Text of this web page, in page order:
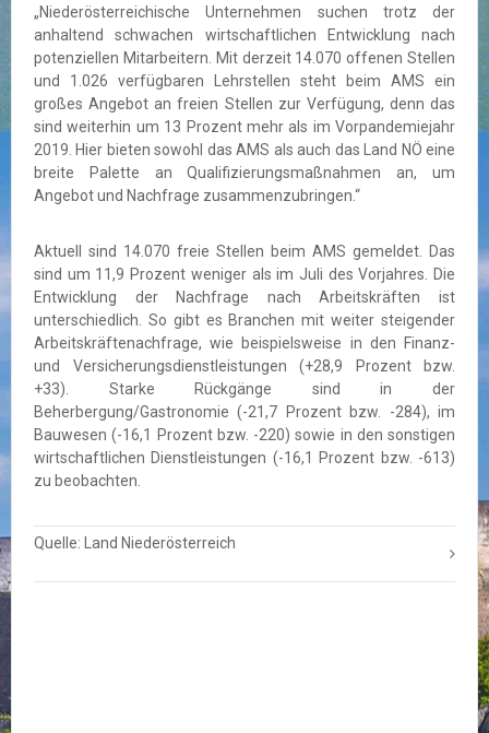
„Niederösterreichische Unternehmen suchen trotz der
anhaltend schwachen wirtschaftlichen Entwicklung nach
potenziellen Mitarbeitern. Mit derzeit 14.070 offenen Stellen
und 1.026 verfügbaren Lehrstellen steht beim AMS ein
großes Angebot an freien Stellen zur Verfügung, denn das
sind weiterhin um 13 Prozent mehr als im Vorpandemiejahr
2019. Hier bieten sowohl das AMS als auch das Land NÖ eine
breite Palette an Qualifizierungsmaßnahmen an, um
Angebot und Nachfrage zusammenzubringen.“
Aktuell sind 14.070 freie Stellen beim AMS gemeldet. Das
sind um 11,9 Prozent weniger als im Juli des Vorjahres. Die
Entwicklung der Nachfrage nach Arbeitskräften ist
unterschiedlich. So gibt es Branchen mit weiter steigender
Arbeitskräftenachfrage, wie beispielsweise in den Finanz-
und Versicherungsdienstleistungen (+28,9 Prozent bzw.
+33). Starke Rückgänge sind in der
Beherbergung/Gastronomie (-21,7 Prozent bzw. -284), im
Bauwesen (-16,1 Prozent bzw. -220) sowie in den sonstigen
wirtschaftlichen Dienstleistungen (-16,1 Prozent bzw. -613)
zu beobachten.
Quelle: Land Niederösterreich